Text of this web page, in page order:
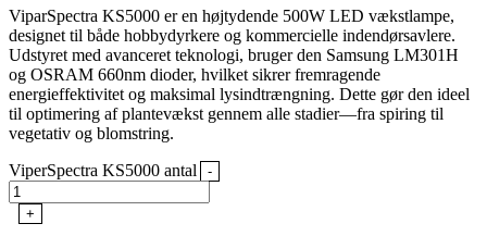
ViparSpectra KS5000 er en højtydende 500W LED vækstlampe,
designet til både hobbydyrkere og kommercielle indendørsavlere.
Udstyret med avanceret teknologi, bruger den Samsung LM301H
og OSRAM 660nm dioder, hvilket sikrer fremragende
energieffektivitet og maksimal lysindtrængning. Dette gør den ideel
til optimering af plantevækst gennem alle stadier—fra spiring til
vegetativ og blomstring.
ViperSpectra KS5000 antal
-
+